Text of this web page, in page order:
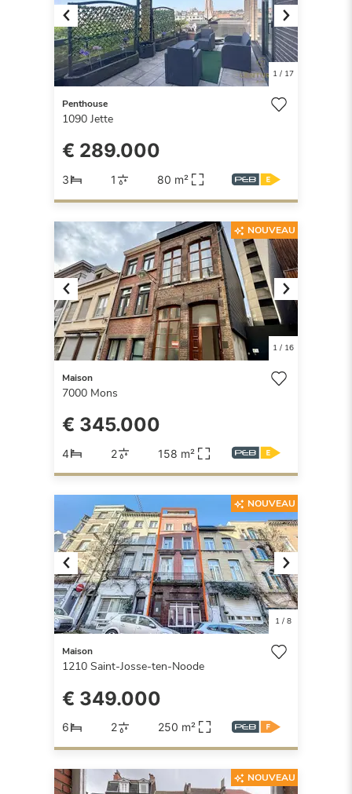
Previous Next
1/ 17
Penthouse
1090 Jette
€ 289.000
3 1 80 m²
Previous Next
1/ 16
NOUVEAU
Maison
7000 Mons
€ 345.000
4 2 158 m²
Previous Next
1/ 8
NOUVEAU
Maison
1210 Saint-Josse-ten-Noode
€ 349.000
6 2 250 m²
NOUVEAU